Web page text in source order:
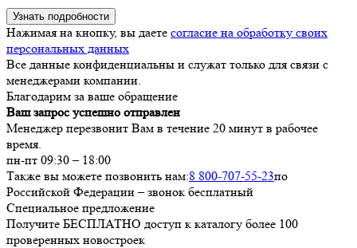
Узнать подробности
Нажимая на кнопку, вы даете согласие на обработку своих
персональных данных
Все данные конфиденциальны и служат только для связи с
менеджерами компании.
Благодарим за ваше обращение
Ваш запрос успешно отправлен
Менеджер перезвонит Вам в течение 20 минут в рабочее
время.
пн-пт 09:30 – 18:00
Также вы можете позвонить нам:8 800-707-55-23по
Российской Федерации – звонок бесплатный
Специальное предложение
Получите БЕСПЛАТНО доступ к каталогу более 100
проверенных новостроек